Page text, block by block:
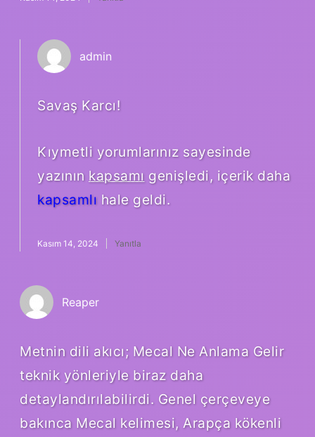
admin
Savaş Karcı!
Kıymetli yorumlarınız sayesinde
yazının kapsamı genişledi, içerik daha
kapsamlı hale geldi.
Kasım 14, 2024 Yanıtla
Reaper
Metnin dili akıcı; Mecal Ne Anlama Gelir
teknik yönleriyle biraz daha
detaylandırılabilirdi. Genel çerçeveye
bakınca Mecal kelimesi, Arapça kökenli